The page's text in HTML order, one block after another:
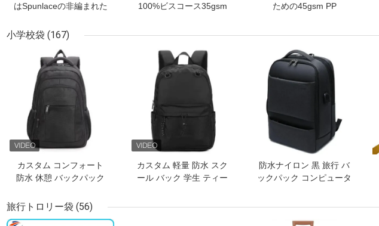
はSpunlaceの非編まれた
100%ビスコース35gsm
ための45gsm PP
小学校袋 (167)
カスタム コンフォート
防水 休憩 バックパック
バックパック
ベストプライス
カスタム 軽量 防水 スク
ール バック 学生 ティー
ベストプライス
防水ナイロン 黒 旅行 バ
ックパック コンピュータ
ベストプライス
旅行トロリー袋 (56)